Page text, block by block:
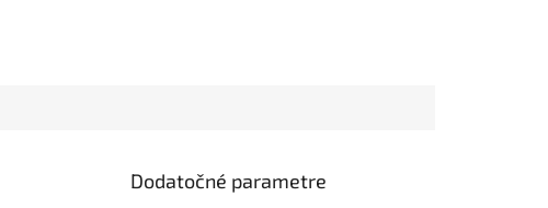
Dodatočné parametre